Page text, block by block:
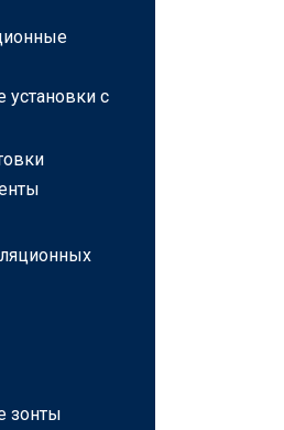
с
зонты